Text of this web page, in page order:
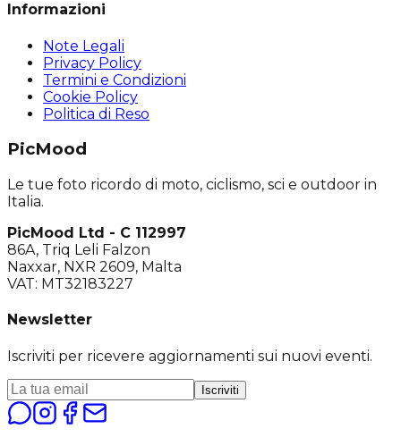
Informazioni
Note Legali
Privacy Policy
Termini e Condizioni
Cookie Policy
Politica di Reso
PicMood
Le tue foto ricordo di moto, ciclismo, sci e outdoor in
Italia.
PicMood Ltd - C 112997
86A, Triq Leli Falzon
Naxxar, NXR 2609, Malta
VAT: MT32183227
Newsletter
Iscriviti per ricevere aggiornamenti sui nuovi eventi.
Iscriviti